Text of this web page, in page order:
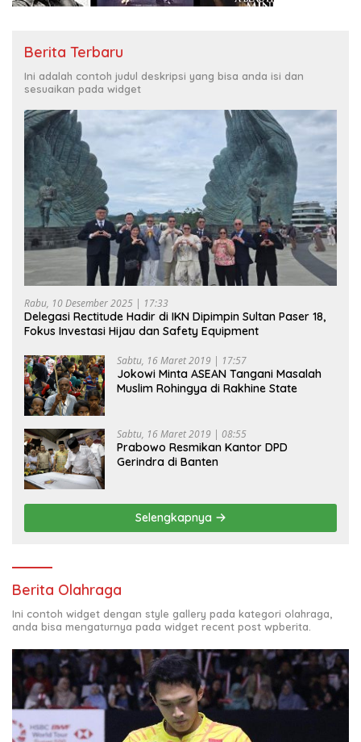
Berita Terbaru
Ini adalah contoh judul deskripsi yang bisa anda isi dan
sesuaikan pada widget
Rabu, 10 Desember 2025 | 17:33
Delegasi Rectitude Hadir di IKN Dipimpin Sultan Paser 18,
Fokus Investasi Hijau dan Safety Equipment
Sabtu, 16 Maret 2019 | 17:57
Jokowi Minta ASEAN Tangani Masalah
Muslim Rohingya di Rakhine State
Sabtu, 16 Maret 2019 | 08:55
Prabowo Resmikan Kantor DPD
Gerindra di Banten
Selengkapnya
Berita Olahraga
Ini contoh widget dengan style gallery pada kategori olahraga,
anda bisa mengaturnya pada widget recent post wpberita.